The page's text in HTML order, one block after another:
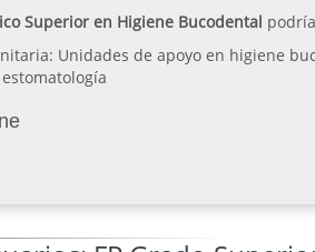
Superior en Higiene Bucodental
Unidades de apoyo en higiene